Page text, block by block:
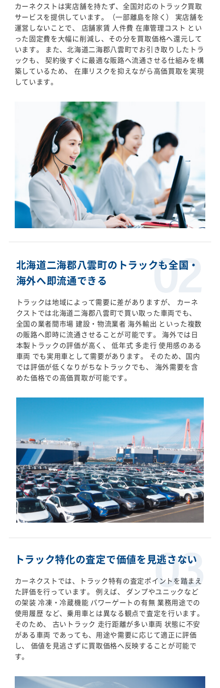
カーネクストは実店舗を持たず、全国対応のトラック買取
サービスを提供しています。（一部離島を除く） 実店舗を
運営しないことで、 店舗家賃 人件費 在庫管理コスト とい
った固定費を大幅に削減し、その分を買取価格へ還元して
います。 また、北海道二海郡八雲町でお引き取りしたトラ
ックも、 契約後すぐに最適な販路へ流通させる仕組みを構
築しているため、 在庫リスクを抑えながら高価買取を実現
しています。
北海道二海郡八雲町のトラックも全国・
海外へ即流通できる
トラックは地域によって需要に差がありますが、 カーネ
クストでは北海道二海郡八雲町で買い取った車両でも、
全国の業者間市場 建設・物流業者 海外輸出 といった複数
の販路へ即時に流通させることが可能です。 海外では日
本製トラックの評価が高く、 低年式 多走行 使用感のある
車両 でも実用車として需要があります。 そのため、国内
では評価が低くなりがちなトラックでも、 海外需要を含
めた価格での高価買取が可能です。
トラック特化の査定で価値を見逃さない
カーネクストでは、トラック特有の査定ポイントを踏まえ
た評価を行っています。 例えば、 ダンプやユニックなど
の架装 冷凍・冷蔵機能 パワーゲートの有無 業務用途での
使用履歴 など、乗用車とは異なる観点で査定を行います。
そのため、 古いトラック 走行距離が多い車両 状態に不安
がある車両 であっても、用途や需要に応じて適正に評価
し、 価値を見逃さずに買取価格へ反映することが可能で
す。